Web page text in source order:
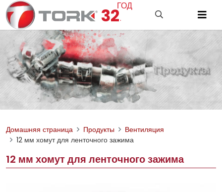
32.
ГОД
Домашняя страница Продукты
Вентиляция
12 мм хомут для ленточного зажима
12 мм хомут для ленточного зажима